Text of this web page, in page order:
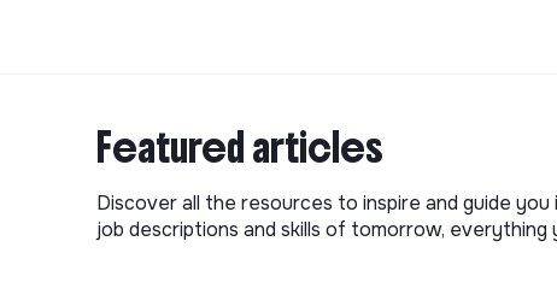
Featured articles
Discover all the resources to inspire and guide
job descriptions and skills of tomorrow,